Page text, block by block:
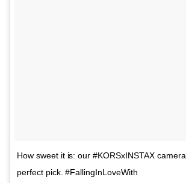
How sweet it is: our #KORSxINSTAX
perfect pick. #FallingInLoveWith